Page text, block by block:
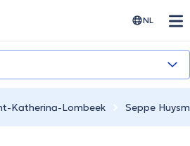
NL
Katherina-Lombeek Seppe